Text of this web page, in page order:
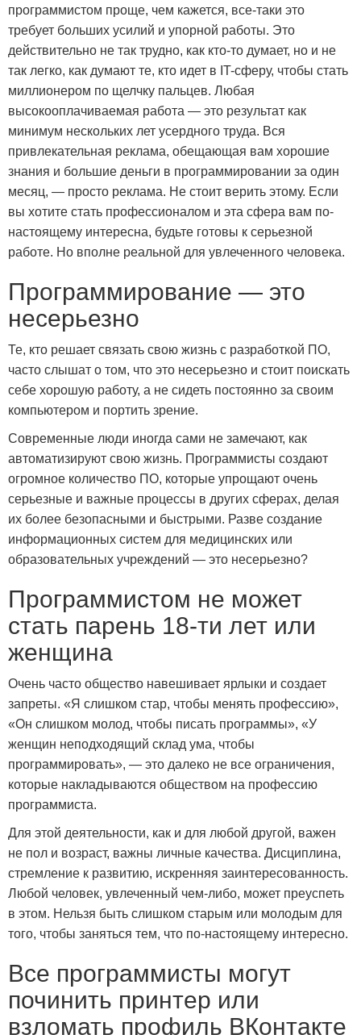
программистом проще, чем кажется, все-таки это
требует больших усилий и упорной работы. Это
действительно не так трудно, как кто-то думает, но и не
так легко, как думают те, кто идет в IT-сферу, чтобы стать
миллионером по щелчку пальцев. Любая
высокооплачиваемая работа — это результат как
минимум нескольких лет усердного труда. Вся
привлекательная реклама, обещающая вам хорошие
знания и большие деньги в программировании за один
месяц, — просто реклама. Не стоит верить этому. Если
вы хотите стать профессионалом и эта сфера вам по-
настоящему интересна, будьте готовы к серьезной
работе. Но вполне реальной для увлеченного человека.
Программирование — это
несерьезно
Те, кто решает связать свою жизнь с разработкой ПО,
часто слышат о том, что это несерьезно и стоит поискать
себе хорошую работу, а не сидеть постоянно за своим
компьютером и портить зрение.
Современные люди иногда сами не замечают, как
автоматизируют свою жизнь. Программисты создают
огромное количество ПО, которые упрощают очень
серьезные и важные процессы в других сферах, делая
их более безопасными и быстрыми. Разве создание
информационных систем для медицинских или
образовательных учреждений — это несерьезно?
Программистом не может
стать парень 18-ти лет или
женщина
Очень часто общество навешивает ярлыки и создает
запреты. «Я слишком стар, чтобы менять профессию»,
«Он слишком молод, чтобы писать программы», «У
женщин неподходящий склад ума, чтобы
программировать», — это далеко не все ограничения,
которые накладываются обществом на профессию
программиста.
Для этой деятельности, как и для любой другой, важен
не пол и возраст, важны личные качества. Дисциплина,
стремление к развитию, искренняя заинтересованность.
Любой человек, увлеченный чем-либо, может преуспеть
в этом. Нельзя быть слишком старым или молодым для
того, чтобы заняться тем, что по-настоящему интересно.
Все программисты могут
починить принтер или
взломать профиль ВКонтакте